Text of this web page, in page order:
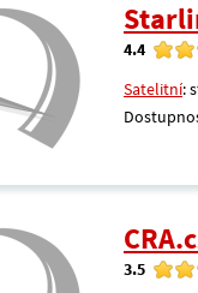
4.4
Satelitní:
3.5